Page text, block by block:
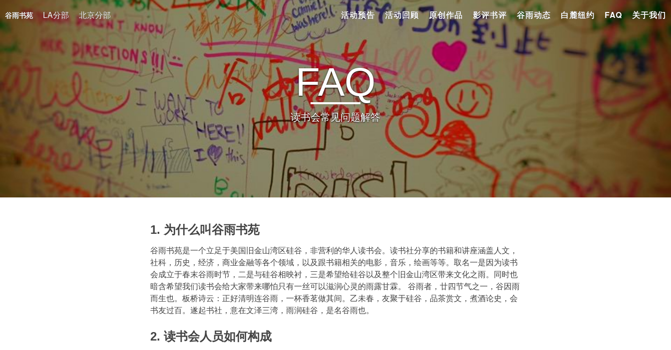
谷雨书苑 LA分部 北京分部 活动预告 活动回顾 原创作品 影评书评 谷雨动态 白麓纽约 FAQ 关于我们
FAQ
读书会常见问题解答
1. 为什么叫谷雨书苑
谷雨书苑是一个立足于美国旧金山湾区硅谷，非营利的华人读书会。读书社分享的书籍和讲座涵盖人文，
社科，历史，经济，商业金融等各个领域，以及跟书籍相关的电影，音乐，绘画等等。取名一是因为读书
会成立于春末谷雨时节，二是与硅谷相映衬，三是希望给硅谷以及整个旧金山湾区带来文化之雨。同时也
暗含希望我们读书会给大家带来哪怕只有一丝可以滋润心灵的雨露甘霖。 谷雨者，廿四节气之一，谷因雨
而生也。板桥诗云：正好清明连谷雨，一杯香茗做其间。乙未春，友聚于硅谷，品茶赏文，煮酒论史，会
书友过百。遂起书社，意在文泽三湾，雨润硅谷，是名谷雨也。
2. 读书会人员如何构成